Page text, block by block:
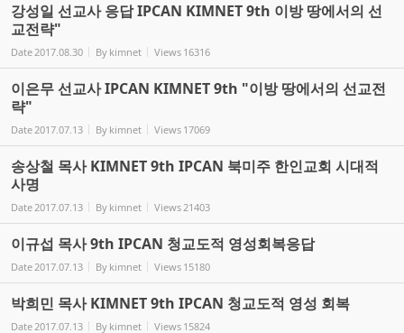
강성일 선교사 응답 IPCAN KIMNET 9th 이방 땅에서의 선
교전략"
Date2017.08.30 By kimnet Views 16316
이은무 선교사 IPCAN KIMNET 9th "이방 땅에서의 선교전
략"
Date2017.07.13 By kimnet Views 17069
송상철 목사 KIMNET 9th IPCAN 북미주 한인교회 시대적
사명
Date2017.07.13 By kimnet Views21403
이규섭 목사 9th IPCAN 청교도적 영성회복응답
Date2017.07.13 By kimnet Views 15180
박희민 목사 KIMNET 9th IPCAN 청교도적 영성 회복
Date2017.07.13 By kimnet Views 15824